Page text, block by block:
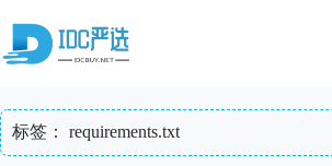
内
标签： requirements.txt